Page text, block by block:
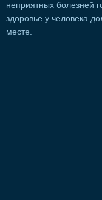
неприятных болезней
здоровье у человека
месте.